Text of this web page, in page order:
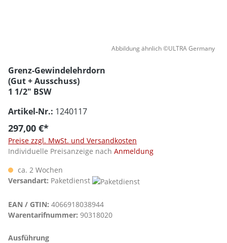
Abbildung ähnlich ©ULTRA Germany
Grenz-Gewindelehrdorn
(Gut + Ausschuss)
1 1/2" BSW
Artikel-Nr.: 1240117
297,00 €*
Preise zzgl. MwSt. und Versandkosten
Individuelle Preisanzeige nach Anmeldung
ca. 2 Wochen
Versandart: Paketdienst
EAN / GTIN: 4066918038944
Warentarifnummer: 90318020
Ausführungauswählen